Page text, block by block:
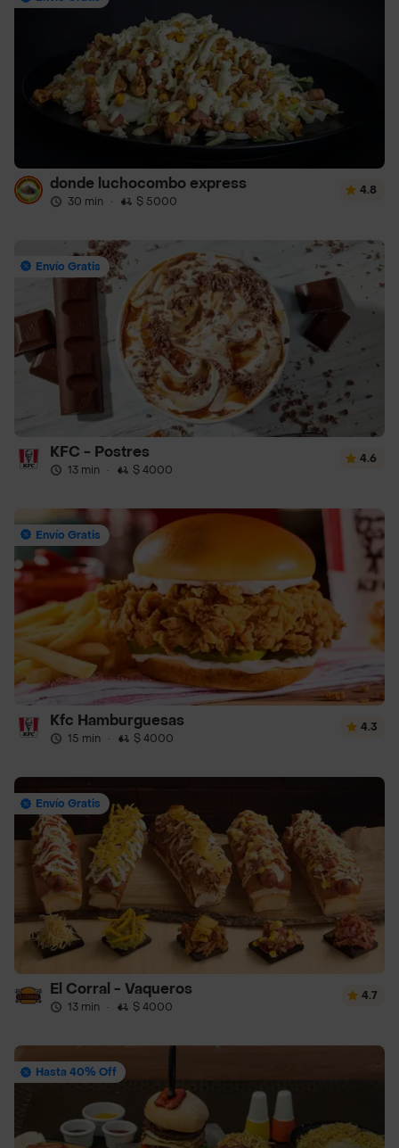
donde luchocombo express
30 min · $ 5000
4.8
Envío Gratis
KFC - Postres
13 min · $ 4000
4.6
Envío Gratis
Kfc Hamburguesas
15 min · $ 4000
4.3
Envío Gratis
El Corral - Vaqueros
13 min · $ 4000
4.7
Hasta 40% Off